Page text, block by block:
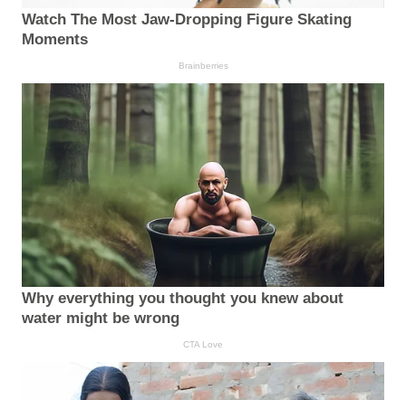
Watch The Most Jaw‑Dropping Figure Skating
Moments
Brainberries
Why everything you thought you knew about
water might be wrong
CTA Love